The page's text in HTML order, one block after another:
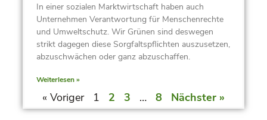
In einer sozialen Marktwirtschaft haben auch
Unternehmen Verantwortung für Menschenrechte
und Umweltschutz. Wir Grünen sind deswegen
strikt dagegen diese Sorgfaltspflichten auszusetzen,
abzuschwächen oder ganz abzuschaffen.
Weiterlesen »
« Voriger 1 2 3 … 8 Nächster »